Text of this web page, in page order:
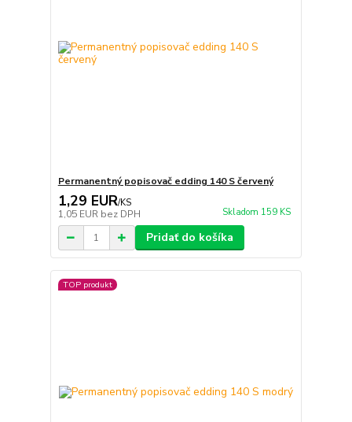
Permanentný popisovač edding 140 S červený
1,29 EUR/KS
1,05 EUR bez DPH Skladom 159 KS
Pridať do košíka
TOP produkt